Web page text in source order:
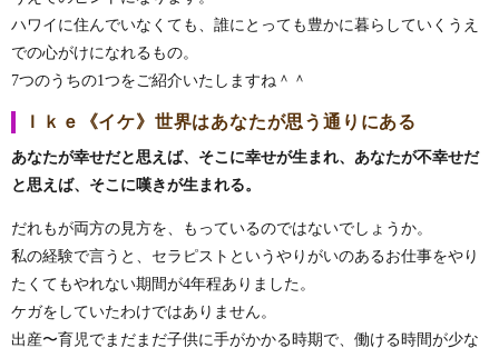
ハワイに住んでいなくても、誰にとっても豊かに暮らしていくうえ
での心がけになれるもの。
7つのうちの1つをご紹介いたしますね＾＾
Ｉｋｅ《イケ》世界はあなたが思う通りにある
あなたが幸せだと思えば、そこに幸せが生まれ、あなたが不幸せだ
と思えば、そこに嘆きが生まれる。
だれもが両方の見方を、もっているのではないでしょうか。
私の経験で言うと、セラピストというやりがいのあるお仕事をやり
たくてもやれない期間が4年程ありました。
ケガをしていたわけではありません。
出産〜育児でまだまだ子供に手がかかる時期で、働ける時間が少な